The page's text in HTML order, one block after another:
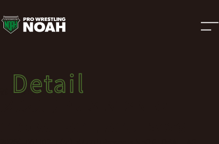
試
合
結
果
Detail
試合結果
Detail